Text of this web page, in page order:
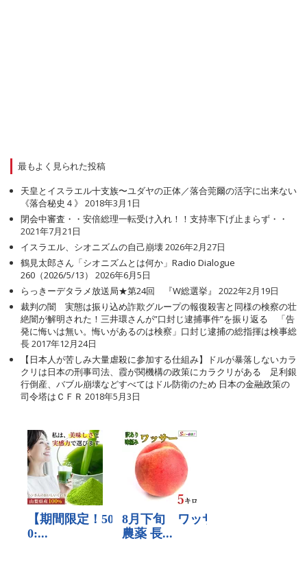
最もよく見られた投稿
天皇とイスラエル十支族〜ユダヤの正体／落合莞爾の活字に出来ない
《落合秘史４》 2018年3月1日
閉会中審査・・安倍総理一転受け入れ！！支持率下げ止まらず・・
2021年7月21日
イスラエル、シオニズムの自己崩壊2026年2月27日
鶴見太郎さん「シオニズムとは何か」Radio Dialogue
260（2026/5/13）
2026年6月5日
らっきーデタラメ放送局★第24回 『W総選挙』
2022年2月19日
裁判の闇 実態は振り込め詐欺グループの報復殺害と同様の検察の壮
絶闇が解明された！三井環さんが”口封じ逮捕事件”を振り返る 「告
発に悔いは無い。悔いがあるのは検察」口封じ逮捕の総指揮は検事総
長2017年12月24日
【日本人が苦しみ大量虐殺に参加する仕組み】ドルが暴落しないカラ
クリは日本の刑事司法、霞が関機構の政策にカラクリがある 足利銀
行倒産、バブル崩壊などすべてはドル防衛のため 日本の金融政策の
司令塔はＣＦＲ 2018年5月3日